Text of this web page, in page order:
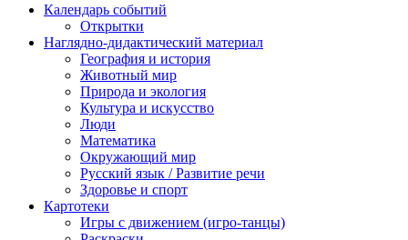
Календарь событий
Открытки
Наглядно-дидактический материал
География и история
Животный мир
Природа и экология
Культура и искусство
Люди
Математика
Окружающий мир
Русский язык / Развитие речи
Здоровье и спорт
Картотеки
Игры с движением (игро-танцы)